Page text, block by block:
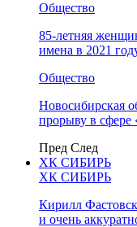
Общество
85-летняя
имена в 2021
Общество
Новосибирская
прорыву в сфере
Пред След
ХК СИБИРЬ
ХК СИБИРЬ
Кирилл
и очень